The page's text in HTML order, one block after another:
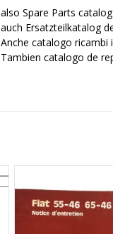
also Spare Parts
auch Ersatzteilkatalog
Anche catalogo ricambi
Tambien catalogo de